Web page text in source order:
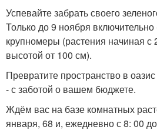
Успевайте забрать своего
Только до 9 ноября
крупномеры (растения начиная с
высотой от 100 см).
Превратите пространство в
- с заботой о вашем бюджете.
Ждём вас на базе комнатных
января, 68 и, ежедневно с 8: 00